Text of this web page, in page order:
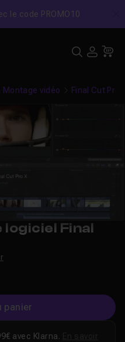
le code PROMO10
Montage vidéo Final Cut Pro
logiciel Final
panier
avec Klarna.